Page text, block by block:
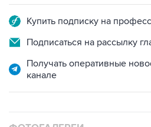
Подписаться на рассылку
Получать оперативные